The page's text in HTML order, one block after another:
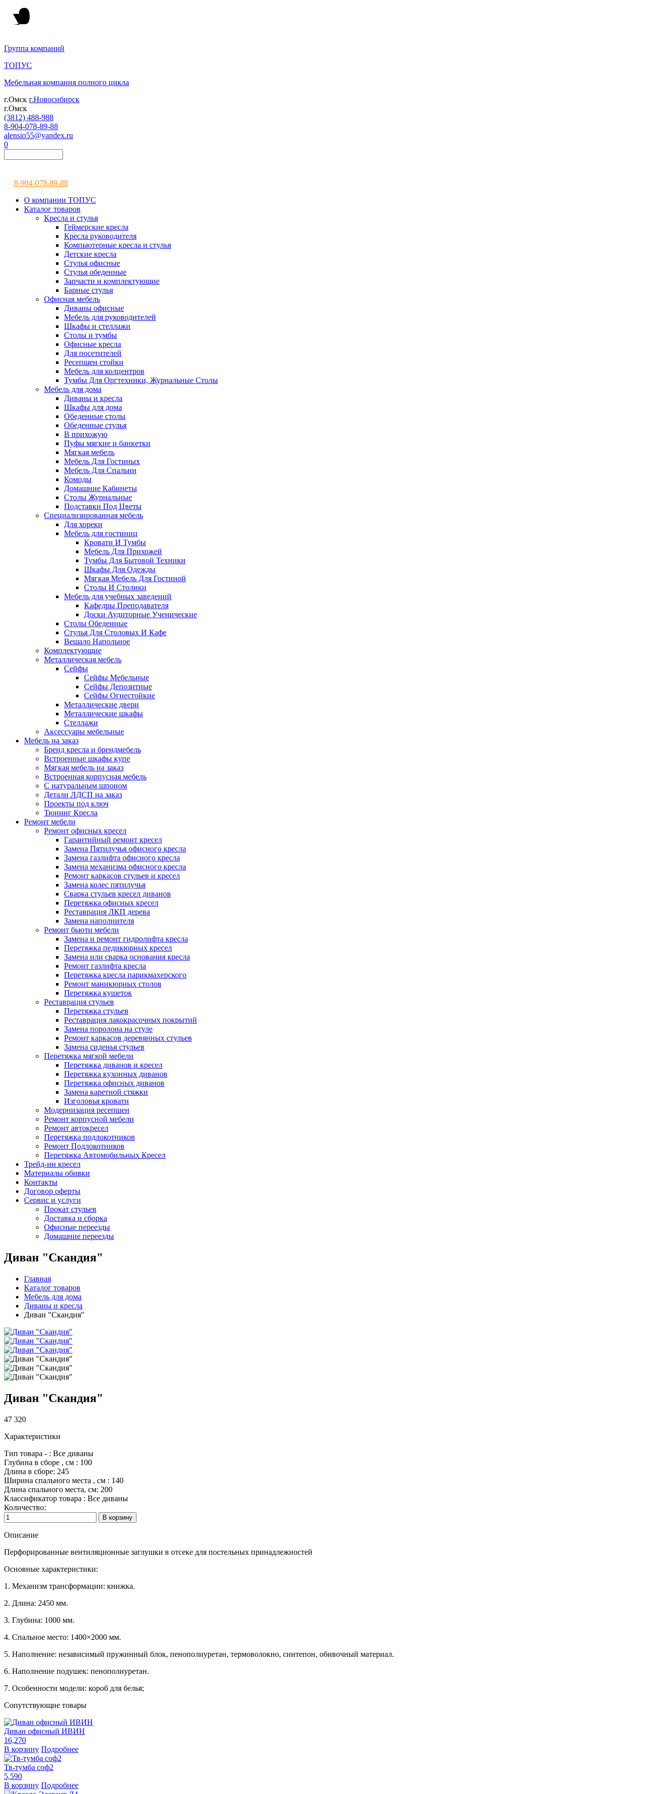
Группа компаний
ТОПУС
Мебельная компания полного цикла
г.Омск г.Новосибирск
г.Омск
(3812) 488-988
8-904-078-89-88
alensio55@yandex.ru
0
8-904-078-89-88
О компании ТОПУС
Каталог товаров
Кресла и стулья
Геймерские кресла
Кресла руководителя
Компьютерные кресла и стулья
Детские кресла
Стулья офисные
Стулья обеденные
Запчасти и комплектующие
Барные стулья
Офисная мебель
Диваны офисные
Мебель для руководителей
Шкафы и стеллажи
Столы и тумбы
Офисные кресла
Для посетителей
Ресепшен стойки
Мебель для колцентров
Тумбы Для Оргтехники, Журнальные Столы
Мебель для дома
Диваны и кресла
Шкафы для дома
Обеденные столы
Обеденные стулья
В прихожую
Пуфы мягкие и банкетки
Мягкая мебель
Мебель Для Гостиных
Мебель Для Спальни
Комоды
Домашние Кабинеты
Столы Журнальные
Подставки Под Цветы
Специализированная мебель
Для хореки
Мебель для гостиниц
Кровати И Тумбы
Мебель Для Прихожей
Тумбы Для Бытовой Техники
Шкафы Для Одежды
Мягкая Мебель Для Гостиной
Столы И Столики
Мебель для учебных заведений
Кафедры Преподавателя
Доски Аудиторные Ученические
Столы Обеденные
Стулья Для Столовых И Кафе
Вешало Напольное
Комплектующие
Металлическая мебель
Сейфы
Сейфы Мебельные
Сейфы Депозитные
Сейфы Огнестойкие
Металлические двери
Металлические шкафы
Стеллажи
Аксессуары мебельные
Мебель на заказ
Бренд кресла и брендмебель
Встроенные шкафы купе
Мягкая мебель на заказ
Встроенная корпусная мебель
С натуральным шпоном
Детали ЛДСП на заказ
Проекты под ключ
Тюнинг Кресла
Ремонт мебели
Ремонт офисных кресел
Гарантийный ремонт кресел
Замена Пятилучья офисного кресла
Замена газлифта офисного кресла
Замена механизма офисного кресла
Ремонт каркасов стульев и кресел
Замена колес пятилучья
Сварка стульев кресел диванов
Перетяжка офисных кресел
Реставрация ЛКП дерева
Замена наполнителя
Ремонт бьюти мебели
Замена и ремонт гидролифта кресла
Перетяжка педикюрных кресел
Замена или сварка основания кресла
Ремонт газлифта кресла
Перетяжка кресла парикмахерского
Ремонт маникюрных столов
Перетяжка кушеток
Реставрация стульев
Перетяжка стульев
Реставрация лакокрасочных покрытий
Замена поролона на стуле
Ремонт каркасов деревянных стульев
Замена сиденья стульев
Перетяжка мягкой мебели
Перетяжка диванов и кресел
Перетяжка кухонных диванов
Перетяжка офисных диванов
Замена каретной стяжки
Изголовья кровати
Модернизация ресепшен
Ремонт корпусной мебели
Ремонт автокресел
Перетяжка подлокотников
Ремонт Подлокотников
Перетяжка Автомобильных Кресел
Трейд-ин кресел
Материалы обивки
Контакты
Договор оферты
Сервис и услуги
Прокат стульев
Доставка и сборка
Офисные переезды
Домашние переезды
Диван "Скандия"
Главная
Каталог товаров
Мебель для дома
Диваны и кресла
Диван "Скандия"
Диван "Скандия"
47 320
Характеристики
Тип товара - : Все диваны
Глубина в сборе , см : 100
Длина в сборе: 245
Ширина спального места , см : 140
Длина спального места, см: 200
Классификатор товара : Все диваны
Количество:
Описание
Перфорированные вентиляционные заглушки в отсеке для постельных принадлежностей
Основные характеристики:
1. Механизм трансформации: книжка.
2. Длина: 2450 мм.
3. Глубина: 1000 мм.
4. Спальное место: 1400×2000 мм.
5. Наполнение: независимый пружинный блок, пенополиуретан, термоволокно, синтепон, обивочный материал.
6. Наполнение подушек: пенополиуретан.
7. Особенности модели: короб для белья;
Сопутствующие товары
Диван офисный ИВИН
16,270
В корзину Подробнее
Тв-тумба соф2
5,590
В корзину Подробнее